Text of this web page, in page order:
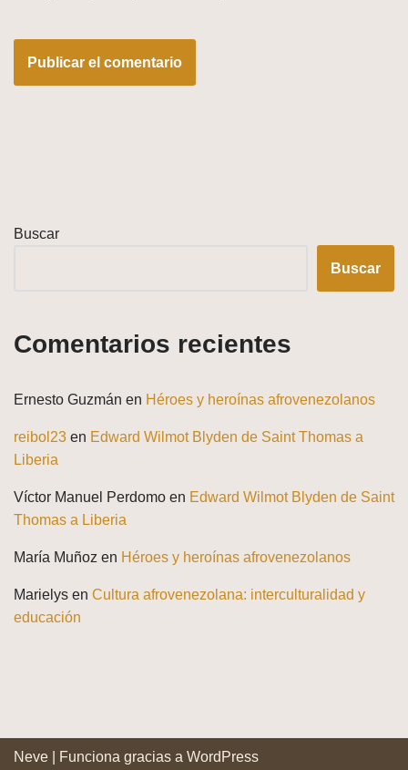
Buscar
Buscar
Comentarios recientes
Ernesto Guzmán en Héroes y heroínas afrovenezolanos
reibol23 en Edward Wilmot Blyden de Saint Thomas a
Liberia
Víctor Manuel Perdomo en Edward Wilmot Blyden de Saint
Thomas a Liberia
María Muñoz en Héroes y heroínas afrovenezolanos
Marielys en Cultura afrovenezolana: interculturalidad y
educación
Neve | Funciona gracias a WordPress